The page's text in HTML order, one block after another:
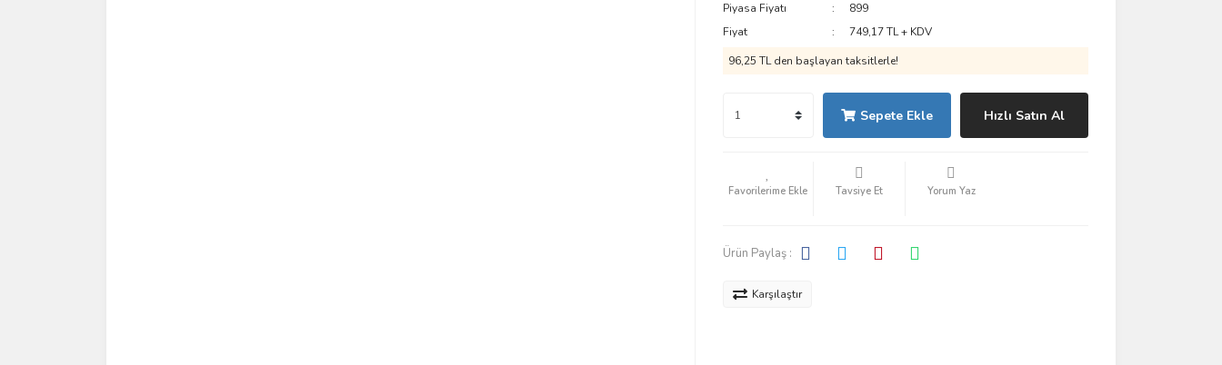
Piyasa Fiyatı
899
Fiyat
749,17 TL + KDV
96,25 TL den başlayan taksitlerle!
Sepete Ekle Hızlı Satın Al
Tavsiye Et Yorum Yaz
Ürün Paylaş :
Karşılaştır